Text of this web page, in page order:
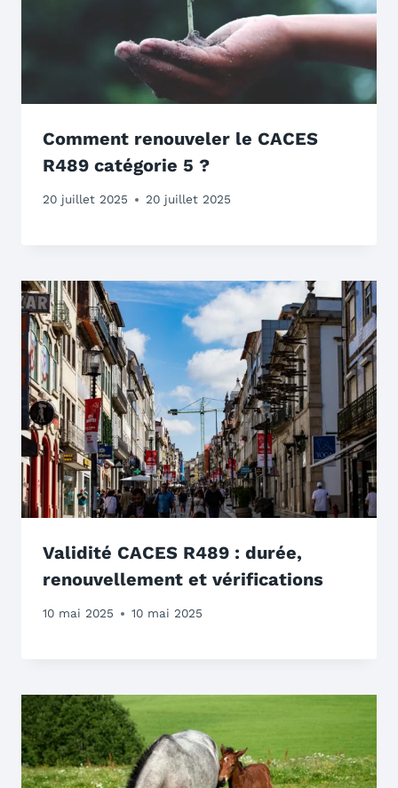
Comment renouveler le CACES
R489 catégorie 5 ?
20 juillet 2025 20 juillet 2025
Validité CACES R489 : durée,
renouvellement et vérifications
10 mai 2025 10 mai 2025